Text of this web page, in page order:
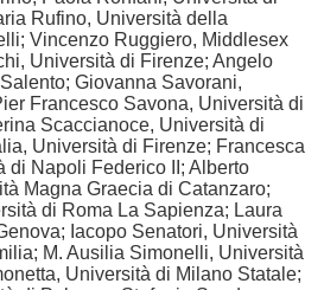
Rufino, Università della
Vincenzo Ruggiero, Middlesex
Università di Firenze; Angelo
Giovanna Savorani,
Francesco Savona, Università di
Scaccianoce, Università di
Università di Firenze; Francesca
di Napoli Federico II; Alberto
Magna Graecia di Catanzaro;
di Roma La Sapienza; Laura
Iacopo Senatori, Università
M. Ausilia Simonelli, Università
Università di Milano Statale;